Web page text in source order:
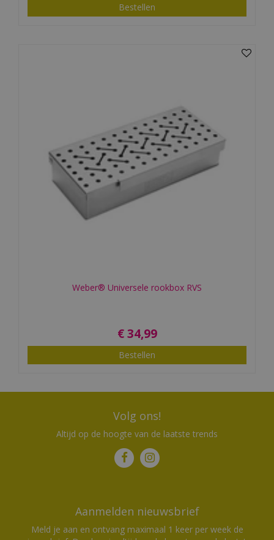
Bestellen
Weber® Universele rookbox RVS
€ 34,99
Bestellen
Volg ons!
Altijd op de hoogte van de laatste trends
Aanmelden nieuwsbrief
Meld je aan en ontvang maximaal 1 keer per week de